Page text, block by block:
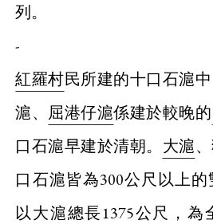
列。
-
紅羅村民所建的十口石滬
滬、 屈港仔滬係建於較晚的
口石滬早建於清朝。 大滬
口石滬皆為300公尺以上的
以大滬總長1375公尺，